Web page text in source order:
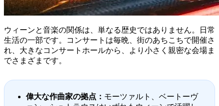
ウィーンと音楽の関係は、単なる歴史ではありません。日常
生活の一部です。コンサートは毎晩、街のあちこちで開催さ
れ、大きなコンサートホールから、より小さく親密な会場ま
でさまざまです。
偉大な作曲家の拠点： モーツァルト、ベートーヴ